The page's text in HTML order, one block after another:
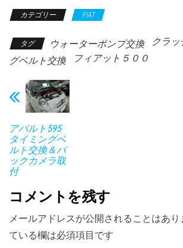
カテゴリー FIAT
タグ ウォーターポンプ交換 クラ
グベルト交換
フィアット５００
アバルト595
タイミングベ
ルト交換＆バ
ックカメラ取
付
コメントを残す
メールアドレスが公開されることはあり
ている欄は必須項目です